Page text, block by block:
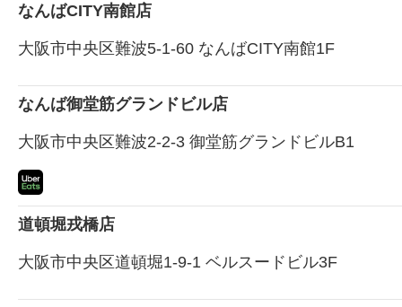
なんばCITY南館店
大阪市中央区難波5-1-60 なんばCITY南館1F
なんば御堂筋グランドビル店
大阪市中央区難波2-2-3 御堂筋グランドビルB1
道頓堀戎橋店
大阪市中央区道頓堀1-9-1 ベルスードビル3F